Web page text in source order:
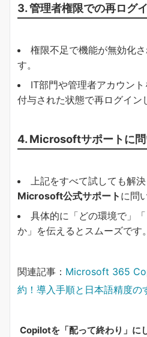
3. 管理者権限での再ログ
権限不足で機能が無効化
す。
IT部門や管理者アカウン
付与された状態で再ログイン
4. Microsoftサポートに問
上記をすべて試しても解決
Microsoft公式サポート に問
具体的に「どの環境で」
か」を伝えるとスムーズです。
関連記事： Microsoft 365
約！導入手順と日本語精度の
Copilotを「配って終わり」に